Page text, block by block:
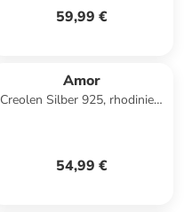
59,99 €
Amor
Creolen Silber 925, rhodiniert
54,99 €